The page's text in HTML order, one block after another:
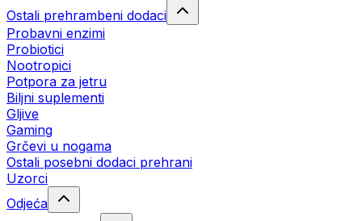
Ostali prehrambeni dodaci
Probavni enzimi
Probiotici
Nootropici
Potpora za jetru
Biljni suplementi
Gljive
Gaming
Grčevi u nogama
Ostali posebni dodaci prehrani
Uzorci
Odjeća